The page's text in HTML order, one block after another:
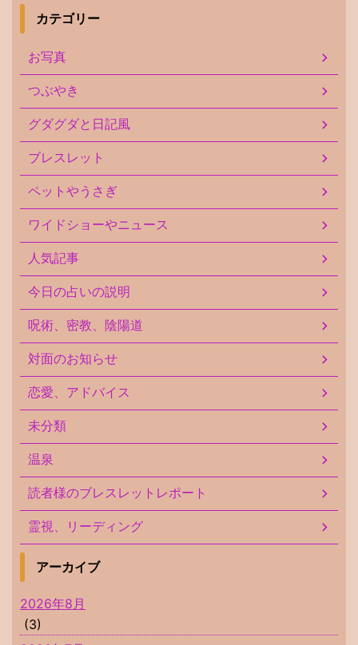
カテゴリー
お写真
つぶやき
グダグダと日記風
ブレスレット
ペットやうさぎ
ワイドショーやニュース
人気記事
今日の占いの説明
呪術、密教、陰陽道
対面のお知らせ
恋愛、アドバイス
未分類
温泉
読者様のブレスレットレポート
霊視、リーディング
アーカイブ
2026年8月
(3)